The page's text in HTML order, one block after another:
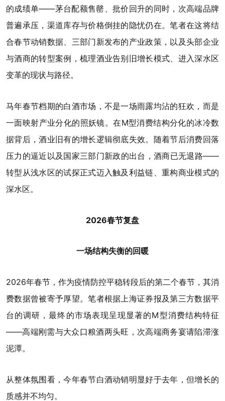
的成绩单——茅台配额售罄、批价回升的同时，次高端品牌
普遍承压，渠道库存与价格倒挂的隐忧仍在。笔者在这将结
合春节动销数据、三部门新发布的产业政策，以及头部企业
与酒商的转型案例，梳理酒业告别旧增长模式、进入深水区
变革的现状与路径。
马年春节档期的白酒市场，不是一场雨露均沾的狂欢，而是
一面映射产业分化的照妖镜。在M型消费结构分化的冰冷数
据背后，酒业旧有的增长逻辑彻底失效。随着节后消费回落
压力的逼近以及国家三部门新政的出台，酒商已无退路——
转型从浅水区的试探正式迈入触及利益链、重构商业模式的
深水区。
2026春节复盘
一场结构失衡的回暖
2026年春节，作为疫情防控平稳转段后的第二个春节，其消
费数据曾被寄予厚望。笔者根据上海证券报及第三方数据平
台的调研，最终的市场表现呈现显著的M型消费结构特征
——高端刚需与大众口粮酒两头旺，次高端商务宴请陷滞涨
泥潭。
从整体氛围看，今年春节白酒动销明显好于去年，但增长的
质感并不均匀。